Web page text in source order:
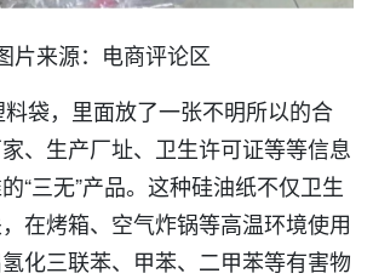
片来源：电商评论区
袋，里面放了一张不明所以的合
、生产厂址、卫生许可证等等信息
“三无”产品。这种硅油纸不仅卫生
在烤箱、空气炸锅等高温环境使用
化三联苯、甲苯、二甲苯等有害物